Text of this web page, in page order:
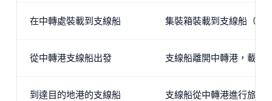
在中轉處裝載到支線船 集裝箱裝載到支線船（較
從中轉港支線船出發 支線船離開中轉港，載著
到達目的地港的支線船 支線船從中轉港進行旅程